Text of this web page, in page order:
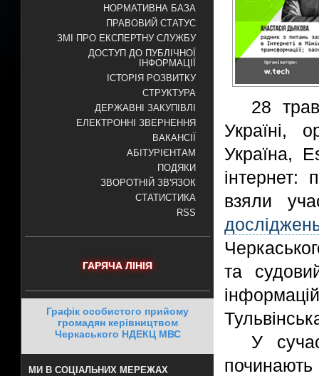
НОРМАТИВНА БАЗА
ПРАВОВИЙ СТАТУС
ЗМІ ПРО ЕКСПЕРТНУ СЛУЖБУ
ДОСТУП ДО ПУБЛІЧНОЇ
ІНФОРМАЦІЇ
ІСТОРІЯ РОЗВИТКУ
СТРУКТУРА
ДЕРЖАВНІ ЗАКУПІВЛІ
ЕЛЕКТРОННІ ЗВЕРНЕННЯ
ВАКАНСІЇ
АБІТУРІЄНТАМ
ПОДЯКИ
ЗВОРОТНІЙ ЗВ'ЯЗОК
СТАТИСТИКА
RSS
ГАРЯЧА ЛІНІЯ
Графік особистого прийому
громадян керівництвом
Черкаського НДЕКЦ МВС
МИ В СОЦІАЛЬНИХ МЕРЕЖАХ
28
Україні,
Україна,
взяли
та
У